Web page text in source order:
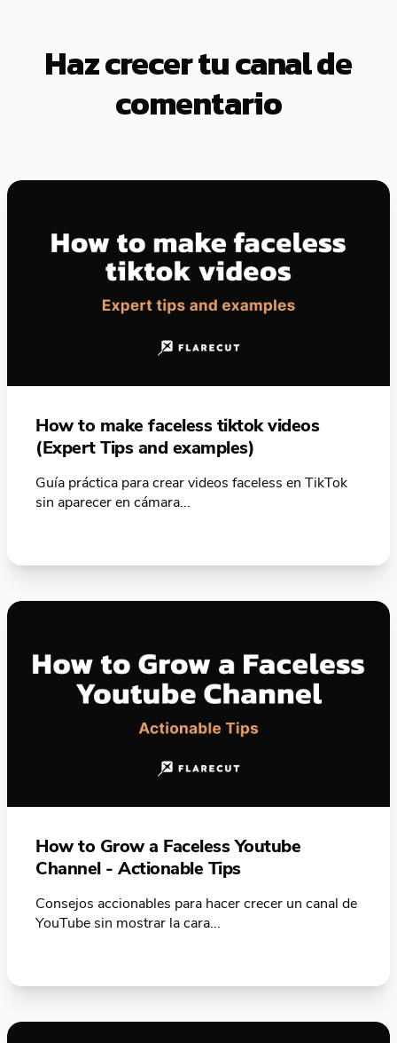
Haz crecer tu canal de
comentario
How to make faceless tiktok videos
(Expert Tips and examples)
Guía práctica para crear videos faceless en TikTok
sin aparecer en cámara...
How to Grow a Faceless Youtube
Channel - Actionable Tips
Consejos accionables para hacer crecer un canal de
YouTube sin mostrar la cara...